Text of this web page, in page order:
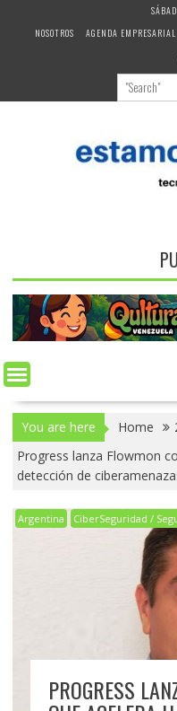
NOSOTROS
AGENDA EMPRESARIAL
You are here Home
Progress lanza Flowmon
detección de
Argentina CiberSeguridad /
PROGRESS